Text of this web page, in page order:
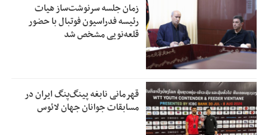
زمان جلسه سرنوشت‌ساز هیات
رئیسه فدراسیون فوتبال با حضور
قلعه‌نویی مشخص شد
قهرمانی نابغه پینگ‌پنگ ایران در
مسابقات جوانان جهان لائوس